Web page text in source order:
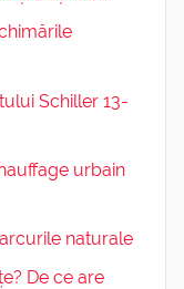
Schiller 13-
urbain
naturale
De ce are